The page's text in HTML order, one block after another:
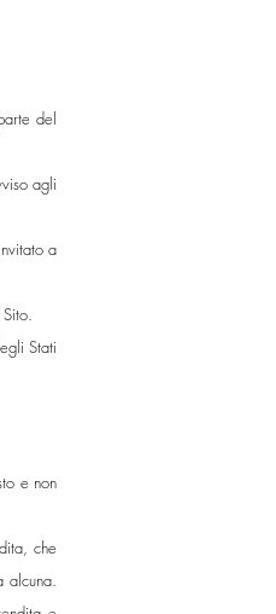
del
agli
a
Stati
e non
che
alcuna.